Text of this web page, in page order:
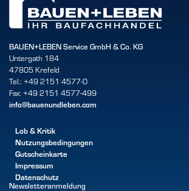
BAUEN+LEBEN Service GmbH & Co. KG
Untergath 184
47805 Krefeld
Tel.: +49 2151 4577-0
Fax: +49 2151 4577-499
info@bauenundleben.com
Lob & Kritik
Nutzungsbedingungen
Gutscheinkarte
Impressum
Datenschutz
Newsletteranmeldung